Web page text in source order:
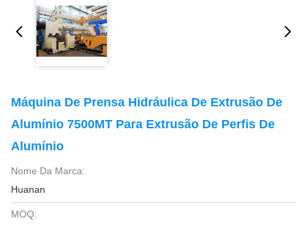
Máquina De Prensa Hidráulica De Extrusão De
Alumínio 7500MT Para Extrusão De Perfis De
Alumínio
Nome Da Marca:
Huanan
MOQ: